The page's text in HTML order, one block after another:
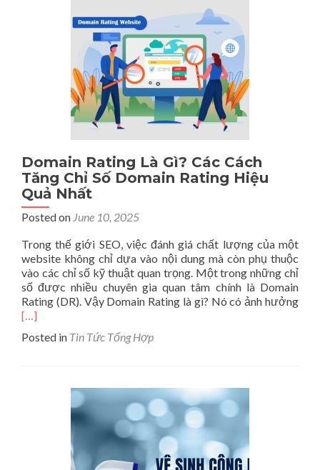
Nam
Uy
Tín
Và
Chuyên
Nghiệp
Nhất
Domain Rating Là Gì? Các Cách
Tăng Chỉ Số Domain Rating Hiệu
Quả Nhất
Posted on June 10, 2025
Trong thế giới SEO, việc đánh giá chất lượng của một
website không chỉ dựa vào nội dung mà còn phụ thuộc
vào các chỉ số kỹ thuật quan trọng. Một trong những chỉ
số được nhiều chuyên gia quan tâm chính là Domain
Rating (DR). Vậy Domain Rating là gì? Nó có ảnh hưởng
[…]
Posted in Tin Tức Tổng Hợp